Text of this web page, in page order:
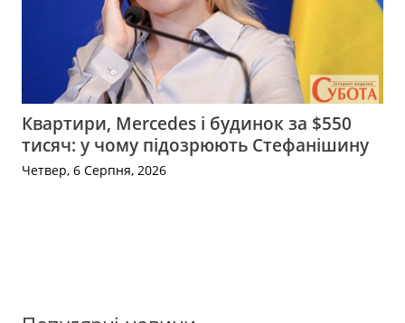
Квартири, Mercedes і будинок за $550
тисяч: у чому підозрюють Стефанішину
Четвер, 6 Серпня, 2026